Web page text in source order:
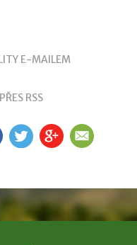
E-MAILEM
RSS
TW GP EM